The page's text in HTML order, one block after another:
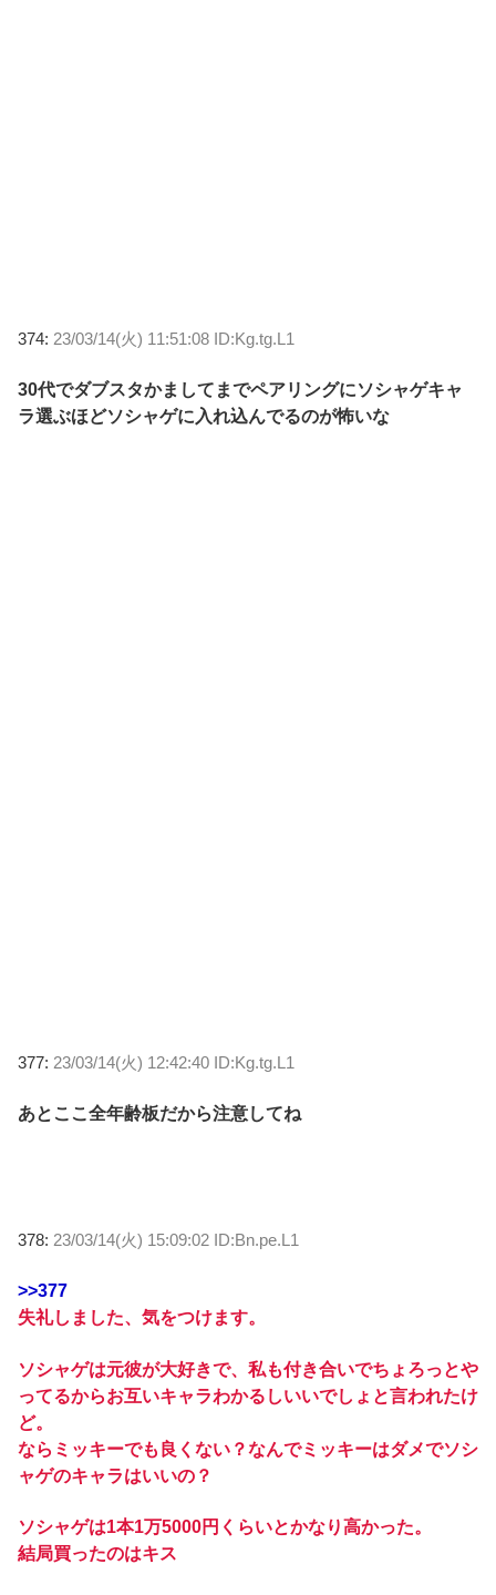
374: 23/03/14(火) 11:51:08 ID:Kg.tg.L1
30代でダブスタかましてまでペアリングにソシャゲキャ
ラ選ぶほどソシャゲに入れ込んでるのが怖いな
377: 23/03/14(火) 12:42:40 ID:Kg.tg.L1
あとここ全年齢板だから注意してね
378: 23/03/14(火) 15:09:02 ID:Bn.pe.L1
>>377
失礼しました、気をつけます。
ソシャゲは元彼が大好きで、私も付き合いでちょろっとや
ってるからお互いキャラわかるしいいでしょと言われたけ
ど。
ならミッキーでも良くない？なんでミッキーはダメでソシ
ャゲのキャラはいいの？
ソシャゲは1本1万5000円くらいとかなり高かった。
結局買ったのはキス